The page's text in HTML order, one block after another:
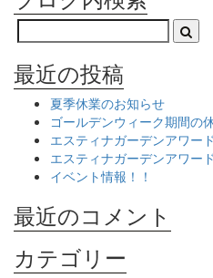
最近の投稿
夏季休業のお知らせ
ゴールデンウィーク期間の
エスティナガーデンアワー
エスティナガーデンアワー
イベント情報！！
最近のコメント
カテゴリー